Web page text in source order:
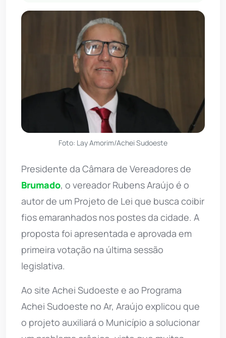
Foto: Lay Amorim/Achei Sudoeste
Presidente da Câmara de Vereadores de
Brumado, o vereador Rubens Araújo é o
autor de um Projeto de Lei que busca coibir
fios emaranhados nos postes da cidade. A
proposta foi apresentada e aprovada em
primeira votação na última sessão
legislativa.
Ao site Achei Sudoeste e ao Programa
Achei Sudoeste no Ar, Araújo explicou que
o projeto auxiliará o Município a solucionar